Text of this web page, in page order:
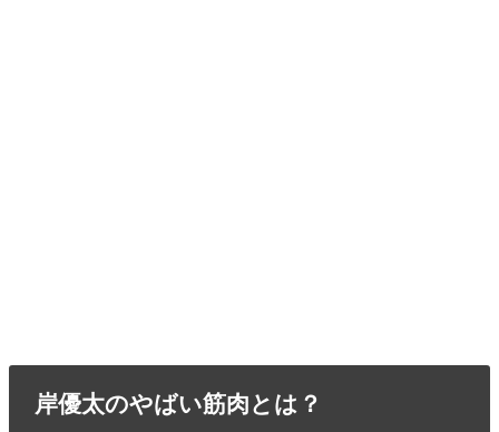
岸優太のやばい筋肉とは？